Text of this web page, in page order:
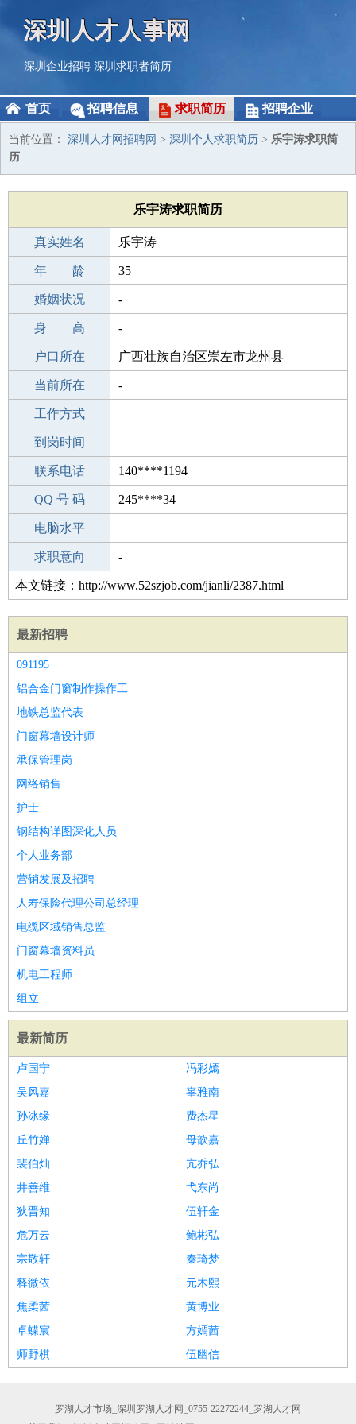
深圳人才人事网
深圳企业招聘 深圳求职者简历
首页 招聘信息 求职简历 招聘企业
当前位置： 深圳人才网招聘网 > 深圳个人求职简历 > 乐宇涛求职简
历
乐宇涛求职简历
真实姓名 乐宇涛
性 别 男
年 龄 35
出生年月 1991-11-25
婚姻状况 -
学 历 高中
身 高 -
毕业学校 鞍山岭沟中学
户口所在 广西壮族自治区崇左市龙州县
所学专业 -
当前所在 -
工作经验
工作方式
驾 照
到岗时间
期望月薪
联系电话 140****1194
手机号码 140****1194
QQ 号 码 245****34
微信号码
电脑水平
外语水平
求职意向 -
本文链接：http://www.52szjob.com/jianli/2387.html
最新招聘
091195
铝合金门窗制作操作工
地铁总监代表
门窗幕墙设计师
承保管理岗
网络销售
护士
钢结构详图深化人员
个人业务部
营销发展及招聘
人寿保险代理公司总经理
电缆区域销售总监
门窗幕墙资料员
机电工程师
组立
最新简历
卢国宁
冯彩嫣
吴风嘉
辜雅南
孙冰缘
费杰星
丘竹婵
母歆嘉
裴伯灿
亢乔弘
井善维
弋东尚
狄晋知
伍轩金
危万云
鲍彬弘
宗敬轩
秦琦梦
释微依
元木熙
焦柔茜
黄博业
卓蝶宸
方嫣茜
师野棋
伍幽信
罗湖人才市场_深圳罗湖人才网_0755-22272244_罗湖人才网